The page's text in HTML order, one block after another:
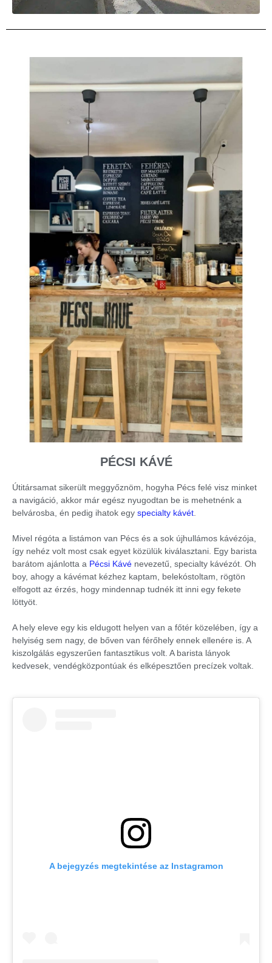
PÉCSI KÁVÉ
Útitársamat sikerült meggyőznöm, hogyha Pécs felé visz minket
a navigáció, akkor már egész nyugodtan be is mehetnénk a
belvárosba, én pedig ihatok egy specialty kávét
Mivel régóta a listámon van Pécs és a sok újhullámos kávézója,
így nehéz volt most csak egyet közülük kiválasztani. Egy barista
barátom ajánlotta a Pécsi Kávé nevezetű, specialty kávézót. Oh
boy, ahogy a kávémat kézhez kaptam, belekóstoltam, rögtön
elfogott az érzés, hogy mindennap tudnék itt inni egy fekete
löttyöt.
A hely eleve egy kis eldugott helyen van a főtér közelében, így a
helyiség sem nagy, de bőven van férőhely ennek ellenére is. A
kiszolgálás egyszerűen fantasztikus volt. A barista lányok
kedvesek, vendégközpontúak és elképesztően precízek voltak.
A bejegyzés megtekintése az Instagramon